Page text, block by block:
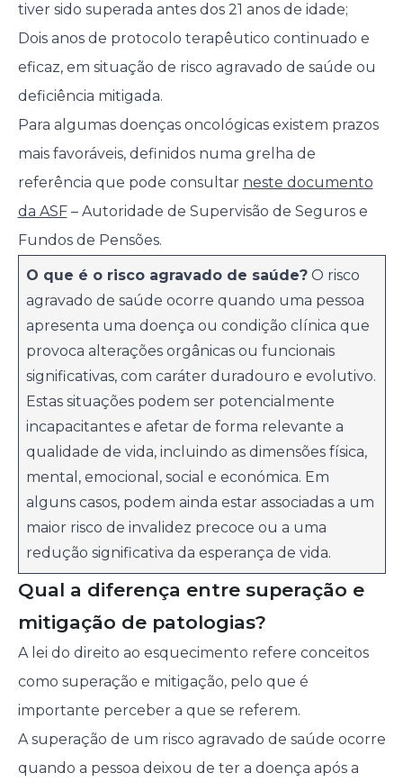
tiver sido superada antes dos 21 anos de idade;
Dois anos de protocolo terapêutico continuado e
eficaz, em situação de risco agravado de saúde ou
deficiência mitigada.
Para algumas doenças oncológicas existem prazos
mais favoráveis, definidos numa grelha de
referência que pode consultar neste documento
da ASF– Autoridade de Supervisão de Seguros e
Fundos de Pensões.
O que é o risco agravado de saúde?O risco
agravado de saúde ocorre quando uma pessoa
apresenta uma doença ou condição clínica que
provoca alterações orgânicas ou funcionais
significativas, com caráter duradouro e evolutivo.
Estas situações podem ser potencialmente
incapacitantes e afetar de forma relevante a
qualidade de vida, incluindo as dimensões física,
mental, emocional, social e económica. Em
alguns casos, podem ainda estar associadas a um
maior risco de invalidez precoce ou a uma
redução significativa da esperança de vida.
Qual a diferença entre superação e
mitigação de patologias?
A lei do direito ao esquecimento refere conceitos
como superação e mitigação, pelo que é
importante perceber a que se referem.
A superação de um risco agravado de saúde ocorre
quando a pessoa deixou de ter a doença após a